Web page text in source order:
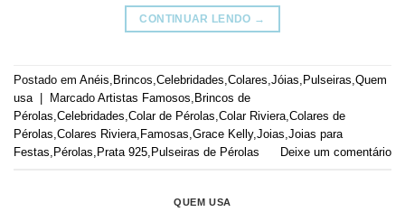
CONTINUAR LENDO →
Postado em Anéis, Brincos,Celebridades,Colares,Jóias, Pulseiras,Quem
usa
Marcado Artistas Famosos, Brincos de
Pérolas,Celebridades,Colar de Pérolas,Colar Riviera,Colares de
Pérolas,Colares Riviera, Famosas,Grace Kelly,Joias,Joias para
Festas, Pérolas, Prata 925, Pulseiras de Pérolas Deixe um comentário
QUEM USA